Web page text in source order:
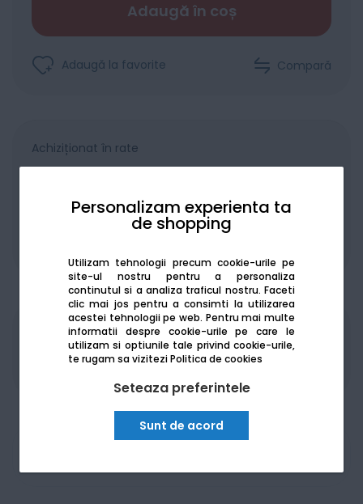
Personalizam experienta ta
de shopping
Utilizam tehnologii precum cookie-urile pe
site-ul nostru pentru a personaliza
continutul si a analiza traficul nostru. Faceti
clic mai jos pentru a consimti la utilizarea
acestei tehnologii pe web. Pentru mai multe
informatii despre cookie-urile pe care le
utilizam si optiunile tale privind cookie-urile,
te rugam sa viziteziPolitica de cookies
Seteaza preferintele
Sunt de acord
Adaugă în coș
Adaugă la favorite Compară
Achiziționat în rate
Produsele sunt disponibile pe platforma de
achizitii publiceSEAP/SICAP